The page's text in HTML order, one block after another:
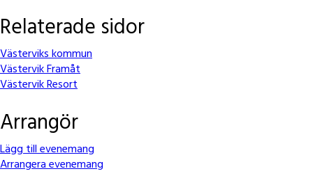
Relaterade sidor
Västerviks kommun
Västervik Framåt
Västervik Resort
Arrangör
Lägg till evenemang
Arrangera evenemang